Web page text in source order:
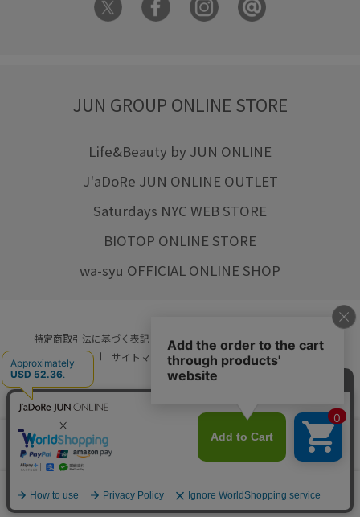
0
JUN GROUP ONLINE STORE
Life&Beauty by JUN ONLINE
J'aDoRe JUN ONLINE OUTLET
Saturdays NYC WEB STORE
BIOTOP ONLINE STORE
wa-syu OFFICIAL ONLINE SHOP
特定商取引法に基づく表記 プライバシーポリシー
会社概要
ご利用規約
サイトマップ リクルート ご利用ガイド
© JUN CO.,LTD. ALL RIGHTS RESERVED.
店舗在庫
をみる
カートに入れる